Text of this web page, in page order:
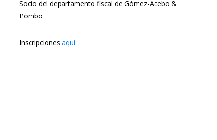
Socio del departamento fiscal de Gómez-Acebo &
Pombo
Inscripciones aquí